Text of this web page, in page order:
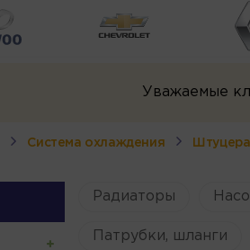
Уважаемые
Система охлаждения Штуцера
Радиаторы
Патрубки, шланги